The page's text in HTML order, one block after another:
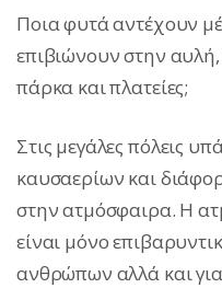
Ποια φυτά αντέχουν
επιβιώνουν στην
πάρκα και πλατείες;
Στις μεγάλες πόλεις
καυσαερίων και
στην ατμόσφαιρα. Η
είναι μόνο
ανθρώπων αλλά και